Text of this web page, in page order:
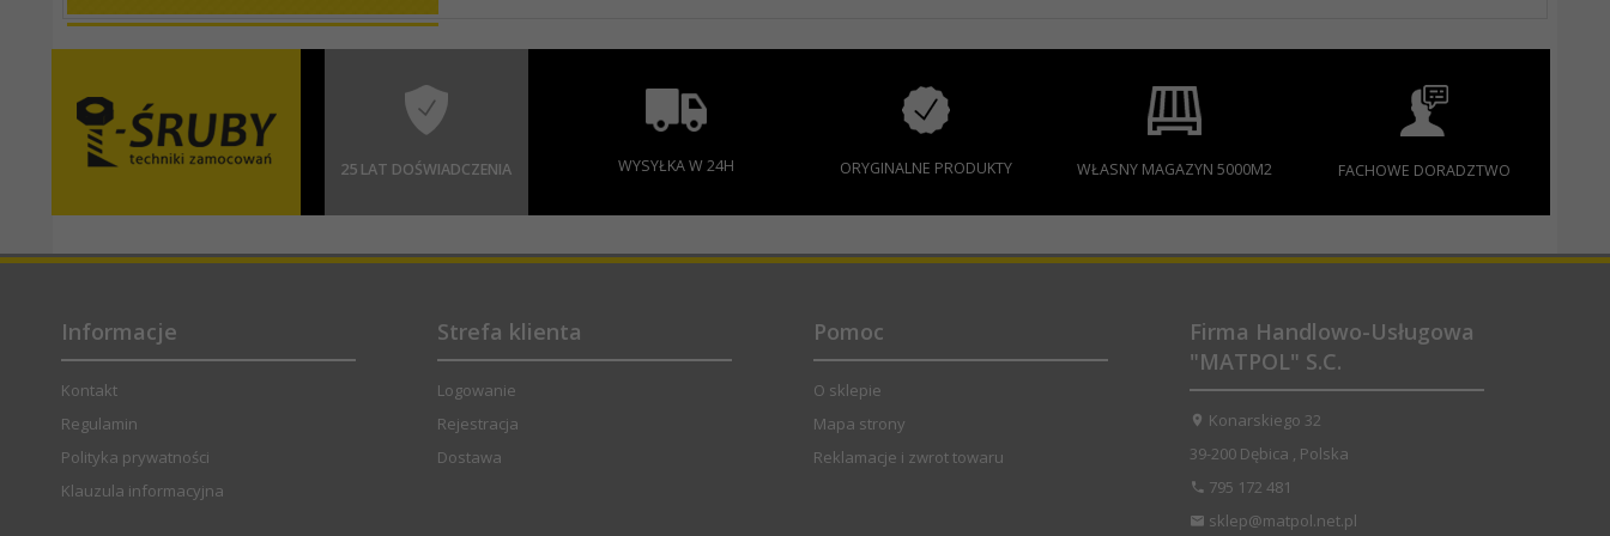
25 LAT DOŚWIADCZENIA WYSYŁKA W 24H ORYGINALNE PRODUKTY WŁASNY MAGAZYN 5000M2 FACHOWE DORADZTWO
Informacje
Kontakt
Regulamin
Polityka prywatności
Klauzula informacyjna
Strefa klienta
Logowanie
Rejestracja
Dostawa
Pomoc
O sklepie
Mapa strony
Reklamacje i zwrot towaru
Firma Handlowo-Usługowa
"MATPOL" S.C.
Konarskiego 32
39-200 Dębica , Polska
795 172 481
sklep@matpol.net.pl